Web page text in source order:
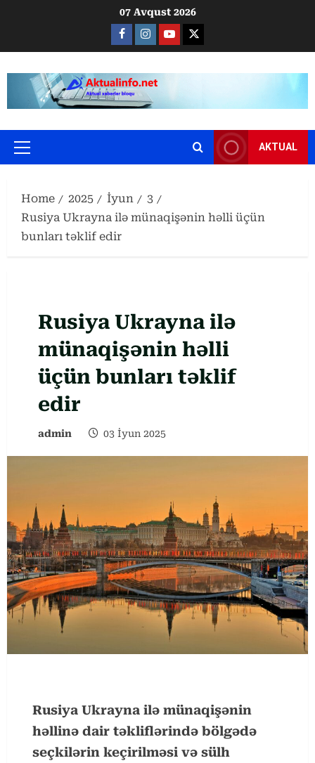
07 Avqust 2026
Facebook
Instagram
Youtube
X
Primary
AKTUAL
Home 2025 İyun
3
Rusiya Ukrayna ilə münaqişənin həlli üçün
bunları təklif edir
Rusiya Ukrayna ilə
münaqişənin həlli
üçün bunları təklif
edir
admin 03 İyun 2025
Rusiya Ukrayna ilə münaqişənin
həllinə dair təkliflərində bölgədə
seçkilərin keçirilməsi və sülh